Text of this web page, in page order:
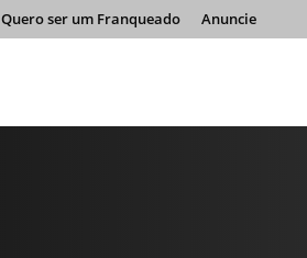
Quero ser um Franqueado Anuncie